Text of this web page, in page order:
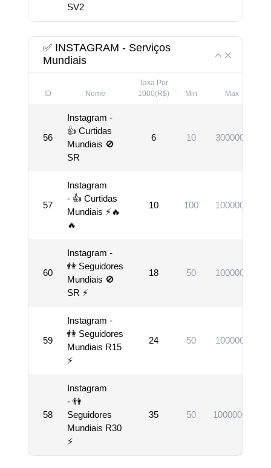
SV2
✅ INSTAGRAM - Serviços
Mundiais
ID Nome
Taxa Por
1000(R$)
Min Max
56
Instagram -
👍 Curtidas
Mundiais 🚫
SR
6 10 3000000
57
Instagram
- 👍 Curtidas
Mundiais ⚡🔥
🔥
10 100 1000000
60
Instagram -
👫 Seguidores
Mundiais 🚫
SR ⚡
18 50 1000000
59
Instagram -
👫 Seguidores
Mundiais R15
⚡
24 50 1000000
58
Instagram
- 👫
Seguidores
Mundiais R30
⚡
35 50 10000000